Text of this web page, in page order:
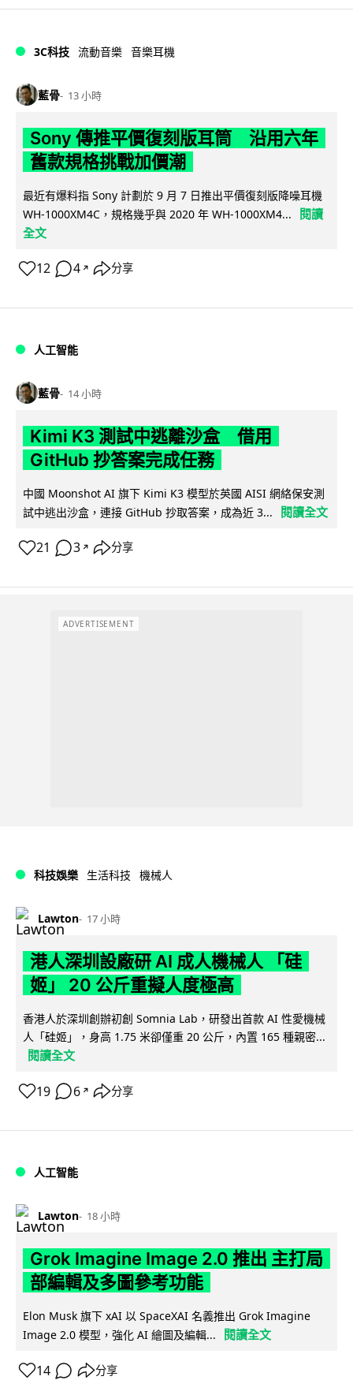
3C科技 流動音樂 音樂耳機
藍骨 13 小時
Sony 傳推平價復刻版耳筒 沿用六年
舊款規格挑戰加價潮
最近有爆料指 Sony 計劃於 9 月 7 日推出平價復刻版降噪耳機
WH-1000XM4C，規格幾乎與 2020 年 WH-1000XM4...
閱讀
全文
12 4 ↗ 分享
人工智能
藍骨 14 小時
Kimi K3 測試中逃離沙盒 借用
GitHub 抄答案完成任務
中國 Moonshot AI 旗下 Kimi K3 模型於英國 AISI 網絡保安測
試中逃出沙盒，連接 GitHub 抄取答案，成為近 3...
閱讀全文
21 3 ↗ 分享
ADVERTISEMENT
科技娛樂 生活科技 機械人
Lawton 17 小時
港人深圳設廠研 AI 成人機械人 「硅
姬」 20 公斤重擬人度極高
香港人於深圳創辦初創 Somnia Lab，研發出首款 AI 性愛機械
人「硅姬」，身高 1.75 米卻僅重 20 公斤，內置 165 種親密...
閱讀全文
19 6 ↗ 分享
人工智能
Lawton 18 小時
Grok Imagine Image 2.0 推出 主打局
部編輯及多圖參考功能
Elon Musk 旗下 xAI 以 SpaceXAI 名義推出 Grok Imagine
Image 2.0 模型，強化 AI 繪圖及編輯...
閱讀全文
14 分享